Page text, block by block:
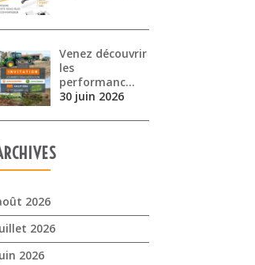
Venez découvrir
les
performanc…
30 juin 2026
2026
2026
2026